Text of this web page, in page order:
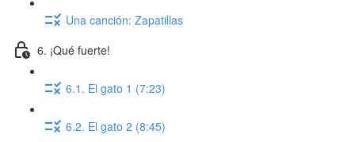
Una canción: Zapatillas
6. ¡Qué fuerte!
6.1. El gato 1 (7:23)
6.2. El gato 2 (8:45)